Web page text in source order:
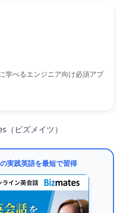
学べるエンジニア向け必須アプ
（ビズメイツ）
実践英語を最短で習得